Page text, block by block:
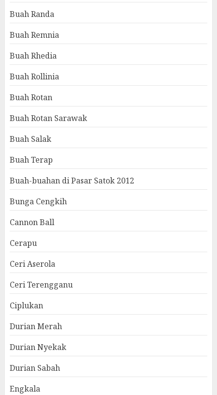
Buah Randa
Buah Remnia
Buah Rhedia
Buah Rollinia
Buah Rotan
Buah Rotan Sarawak
Buah Salak
Buah Terap
Buah-buahan di Pasar Satok 2012
Bunga Cengkih
Cannon Ball
Cerapu
Ceri Aserola
Ceri Terengganu
Ciplukan
Durian Merah
Durian Nyekak
Durian Sabah
Engkala